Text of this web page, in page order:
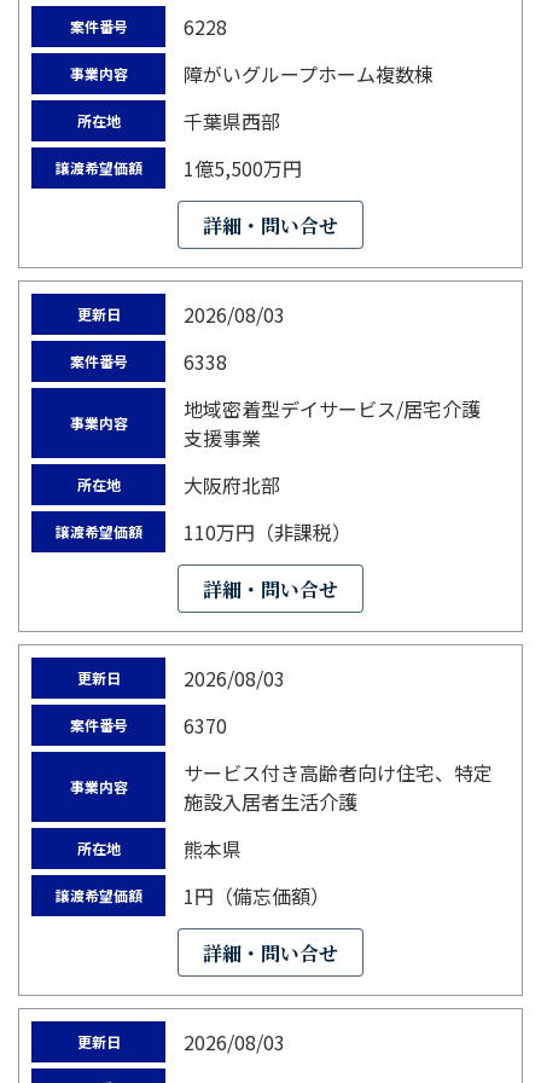
案件番号 6228
事業内容 障がいグループホーム複数棟
所在地 千葉県西部
譲渡希望価額 1億5,500万円
詳細・問い合せ
更新日 2026/08/03
案件番号 6338
事業内容
地域密着型デイサービス/居宅介護
支援事業
所在地 大阪府北部
譲渡希望価額 110万円（非課税）
詳細・問い合せ
更新日 2026/08/03
案件番号 6370
事業内容
サービス付き高齢者向け住宅、特定
施設入居者生活介護
所在地 熊本県
譲渡希望価額 1円（備忘価額）
詳細・問い合せ
更新日 2026/08/03